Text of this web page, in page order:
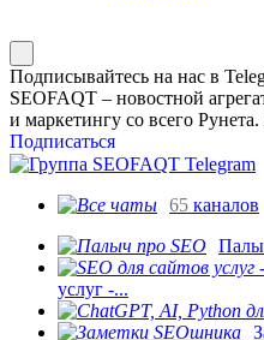
Подписывайтесь на нас в
SEOFAQT – новостной
и маркетингу со всего
Подписаться
65 каналов
услуг -...